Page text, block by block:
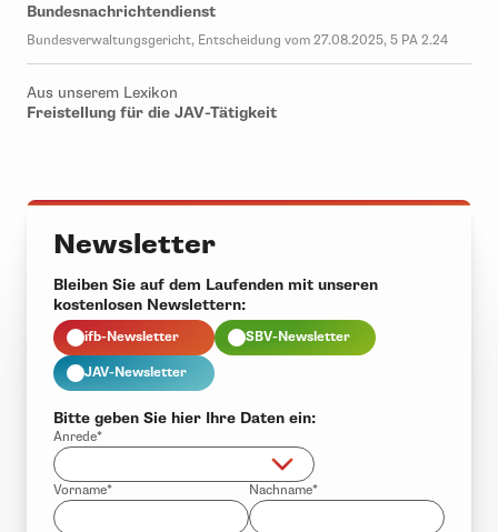
Bundesnachrichtendienst
Bundesverwaltungsgericht, Entscheidung vom 27.08.2025, 5 PA 2.24
Aus unserem Lexikon
Freistellung für die JAV-Tätigkeit
Newsletter
Bleiben Sie auf dem Laufenden mit unseren
kostenlosen Newslettern:
ifb-Newsletter SBV-Newsletter
JAV-Newsletter
Bitte geben Sie hier Ihre Daten ein:
Anrede*
Vorname* Nachname*